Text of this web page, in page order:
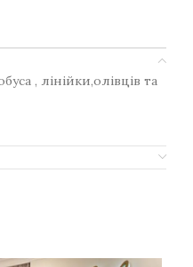
, лінійки,олівців та